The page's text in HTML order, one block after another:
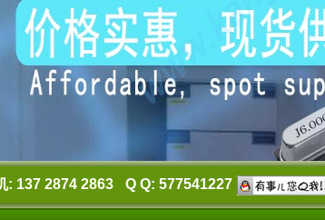
: 137 2874 2863 Q Q: 577541227